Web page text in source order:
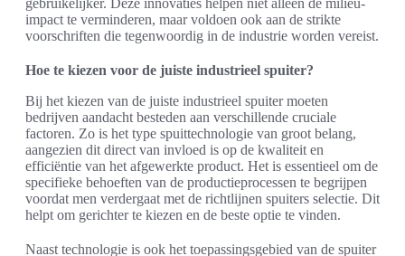
gebruikelijker. Deze innovaties helpen niet alleen de milieu-
impact te verminderen, maar voldoen ook aan de strikte
voorschriften die tegenwoordig in de industrie worden vereist.
Hoe te kiezen voor de juiste industrieel spuiter?
Bij het kiezen van de juiste industrieel spuiter moeten
bedrijven aandacht besteden aan verschillende cruciale
factoren. Zo is het type spuittechnologie van groot belang,
aangezien dit direct van invloed is op de kwaliteit en
efficiëntie van het afgewerkte product. Het is essentieel om de
specifieke behoeften van de productieprocessen te begrijpen
voordat men verdergaat met de richtlijnen spuiters selectie. Dit
helpt om gerichter te kiezen en de beste optie te vinden.
Naast technologie is ook het toepassingsgebied van de spuiter